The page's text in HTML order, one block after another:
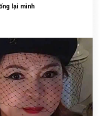
lại mình